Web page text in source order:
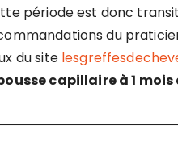
période est donc
du
du site
capillaire à 1